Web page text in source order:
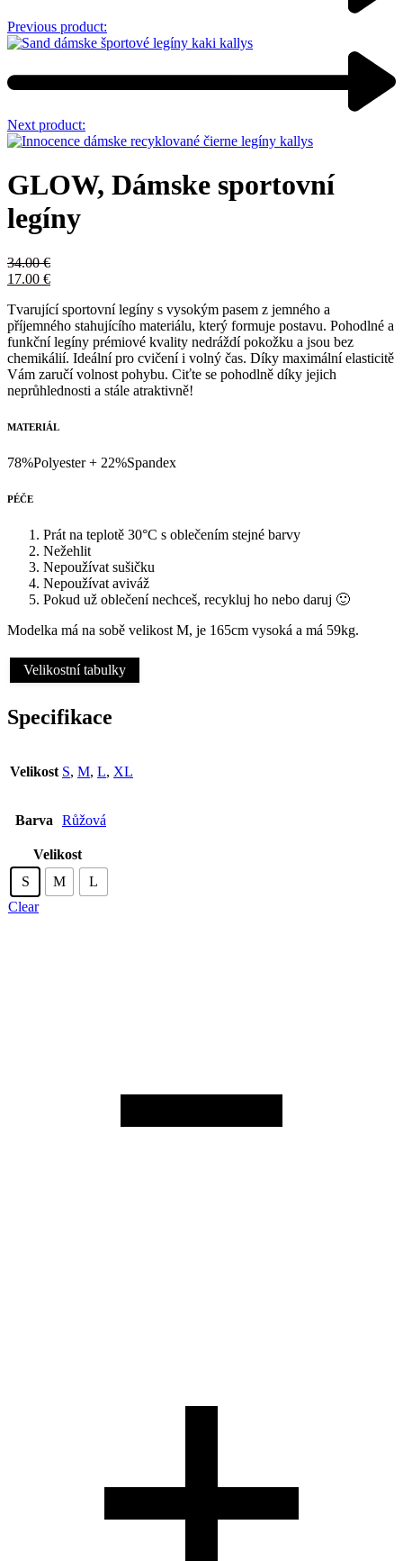
Previous product:
Next product:
GLOW, Dámske sportovní
legíny
34.00€
17.00 €
Tvarující sportovní legíny s vysokým pasem z jemného a
příjemného stahujícího materiálu, který formuje postavu. Pohodlné a
funkční legíny prémiové kvality nedráždí pokožku a jsou bez
chemikálií. Ideální pro cvičení i volný čas. Díky maximální elasticitě
Vám zaručí volnost pohybu. Ciťte se pohodlně díky jejich
neprůhlednosti a stále atraktivně!
MATERIÁL
78%Polyester + 22%Spandex
PÉČE
Prát na teplotě 30°C s oblečením stejné barvy
Nežehlit
Nepoužívat sušičku
Nepoužívat aviváž
Pokud už oblečení nechceš, recykluj ho nebo daruj 🙂
Modelka má na sobě velikost M, je 165cm vysoká a má 59kg.
Velikostní tabulky
Specifikace
Velikost S, M, L, XL
Barva Růžová
Velikost
S
M
L
Clear